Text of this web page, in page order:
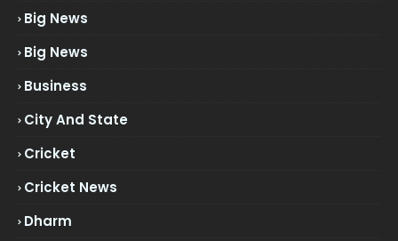
Big News
Big News
Business
City And State
Cricket
Cricket News
Dharm